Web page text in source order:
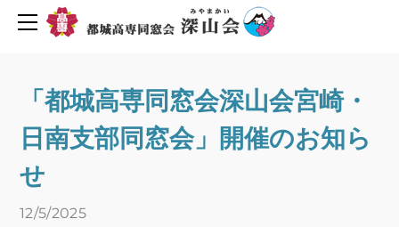
「都城高専同窓会深山会宮崎・
日南支部同窓会」開催のお知ら
せ
12/5/2025
同窓会について
会則
組織図
H30年度行事予定
H29年度行事予定